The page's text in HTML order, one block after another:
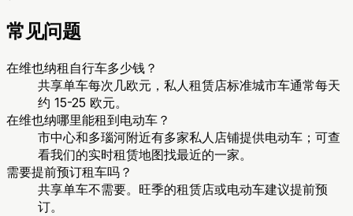
常见问题
在维也纳租自行车多少钱？
共享单车每次几欧元，私人租赁店标准城市车通常每天
约 15-25 欧元。
在维也纳哪里能租到电动车？
市中心和多瑙河附近有多家私人店铺提供电动车；可查
看我们的实时租赁地图找最近的一家。
需要提前预订租车吗？
共享单车不需要。旺季的租赁店或电动车建议提前预
订。